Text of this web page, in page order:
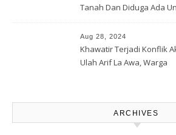
Tanah Dan Diduga Ada
Korporasi Harita, GPM
Minta Polres Panggil Dan
Tetapkan Bapak Arif La
Aug 28, 2024
Khawatir Terjadi Konflik
Ulah Arif La Awa, Warga
ARCHIVES